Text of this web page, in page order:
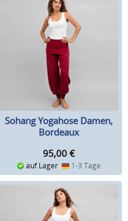
Sohang Yogahose Damen,
Bordeaux
95,00 €
auf Lager 1-3 Tage